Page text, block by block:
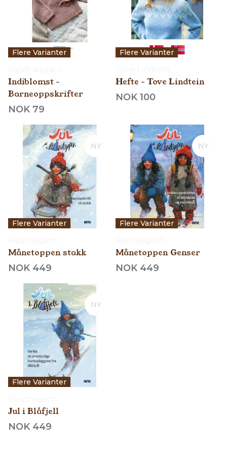
Flere Varianter
Indiblomst -
Barneoppskrifter
NOK 79
Flere Varianter
Hefte - Tove Lindtein
NOK 100
NY
Flere Varianter
Månetoppen stakk
NOK 449
NY
Flere Varianter
Månetoppen Genser
NOK 449
NY
Flere Varianter
Jul i Blåfjell
NOK 449